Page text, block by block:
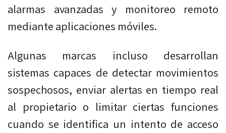
alarmas avanzadas y monitoreo remoto
mediante aplicaciones móviles.
Algunas marcas incluso desarrollan
sistemas capaces de detectar movimientos
sospechosos, enviar alertas en tiempo real
al propietario o limitar ciertas funciones
cuando se identifica un intento de acceso